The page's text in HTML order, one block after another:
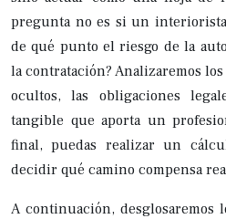
pregunta no es si un
de qué punto el riesgo de la
la contratación? Analizaremos
ocultos, las obligaciones
tangible que aporta un
final, puedas realizar un
decidir qué camino compensa
A continuación, desglosaremos